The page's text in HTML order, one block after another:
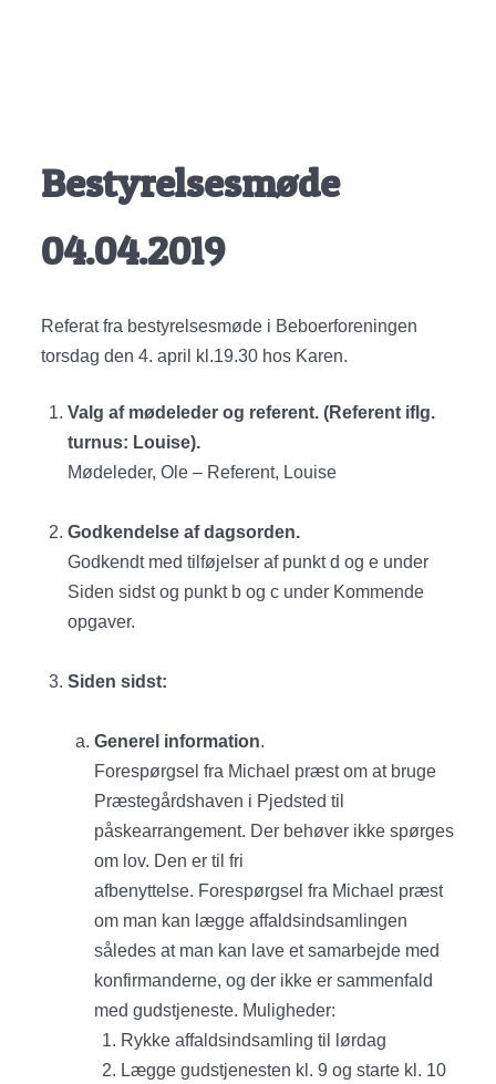
Bestyrelsesmøde
04.04.2019
Referat fra bestyrelsesmøde i Beboerforeningen
torsdag den 4. april kl.19.30 hos Karen.
Valg af mødeleder og referent. (Referent iflg.
turnus: Louise).
Mødeleder, Ole – Referent, Louise
Godkendelse af dagsorden.
Godkendt med tilføjelser af punkt d og e under
Siden sidst og punkt b og c under Kommende
opgaver.
Siden sidst:
Generel information.
Forespørgsel fra Michael præst om at bruge
Præstegårdshaven i Pjedsted til
påskearrangement. Der behøver ikke spørges
om lov. Den er til fri
afbenyttelse. Forespørgsel fra Michael præst
om man kan lægge affaldsindsamlingen
således at man kan lave et samarbejde med
konfirmanderne, og der ikke er sammenfald
med gudstjeneste. Muligheder:
Rykke affaldsindsamling til lørdag
Lægge gudstjenesten kl. 9 og starte kl. 10